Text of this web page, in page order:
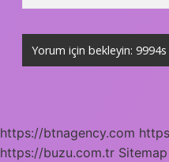
https://btnagency.com
https://buzu.com.tr Sitemap